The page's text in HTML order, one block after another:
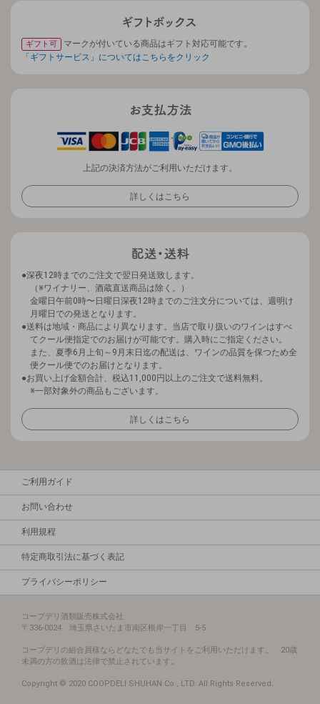
ギフト可
マークが付いている商品はギフト対応可能です。
「ギフトサービス」についてはこちらをクリック
上記の決済方法がご利用いただけます。
詳しくはこちら
深夜12時までのご注文で翌日発送致します。
（※ワイナリー、酒蔵直送商品は除く。）
金曜日午前0時〜日曜日深夜12時までのご注文分については、週明け
月曜日での発送となります。
送料は地域・商品により異なります。当店で取り扱いのワインはすべ
てクール便指定でのお届けが可能です。購入時にご指定ください。
また、夏季6月上旬～9月末日迄の配送は、ワインの品質を保つため全
便クール便でのお届けとなります。
お買い上げ金額合計、税込11,000円以上のご注文で送料無料。
※一部対象外の商品もございます。
詳しくはこちら
ご利用ガイド
お問い合わせ
利用規程
特定商取引法に基づく表記
プライバシーポリシー
コープデリ酒類販売株式会社
〒336-0024 埼玉県さいたま市南区根岸一丁目 5-5
コープデリの組合員様ならどなたでも当サイトをご利用いただけます。 20歳
未満の方の飲酒は法律で禁止されています。
Copyright © 2020 COOPDELI SHUHAN Co., LTD. All Rights Reserved.